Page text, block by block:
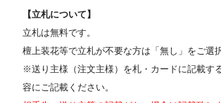
【立札について】
立札は無料です。
檀上装花等で立札が不要な方は「無し」をご選
※送り主様（注文主様）を札・カードに記載す
容にご記載ください。